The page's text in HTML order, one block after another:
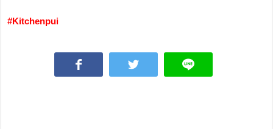
#Kitchenpui